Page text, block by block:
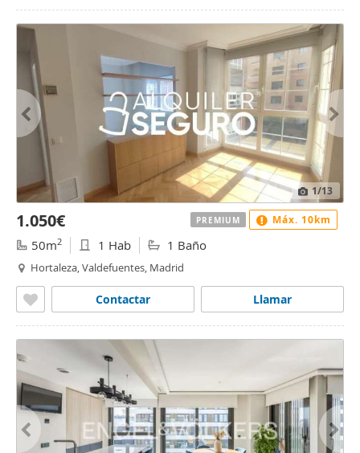
1/13
1.050€
50m2 1 Hab 1 Baño
Hortaleza, Valdefuentes, Madrid
Llamar
Contactar
PREMIUM Máx. 10km